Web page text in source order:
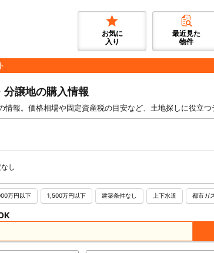
お気に
入り
最近見た
物件
譲地の購入情報
報。価格相場や固定資産税の目安など、土地探しに役立つ
し
万円以下 1,500万円以下 建築条件なし 上下水道 都市ガス